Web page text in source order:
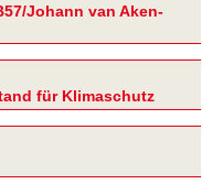
Johann van Aken-
für Klimaschutz